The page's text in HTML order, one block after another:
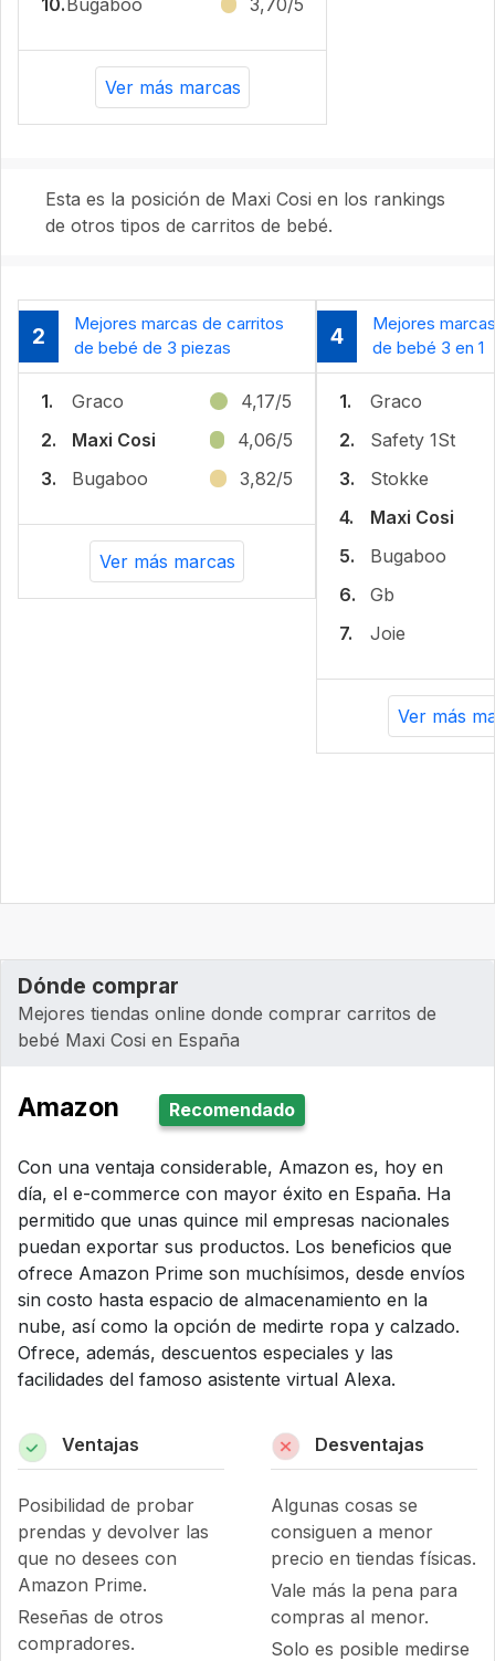
Ver más marcas
Esta es la posición de Maxi Cosi en los rankings
de otros tipos de carritos de bebé.
2
Mejores marcas de carritos
de bebé de 3 piezas
1. Graco
4,17/5
2.
Maxi Cosi
4,06/5
3.
Bugaboo 3,82/5
Ver más marcas
4
Mejores
de bebé 3 en 1
1.
Graco
2.
Safety 1St
3.
Stokke
4.
Maxi Cosi
5.
Bugaboo
6.
Gb
7.
Joie
Ver más
Dónde comprar
Mejores tiendas online donde comprar carritos de
bebé Maxi Cosi en España
Amazon Recomendado
Con una ventaja considerable, Amazon es, hoy en
día, el e-commerce con mayor éxito en España. Ha
permitido que unas quince mil empresas nacionales
puedan exportar sus productos. Los beneficios que
ofrece Amazon Prime son muchísimos, desde envíos
sin costo hasta espacio de almacenamiento en la
nube, así como la opción de medirte ropa y calzado.
Ofrece, además, descuentos especiales y las
facilidades del famoso asistente virtual Alexa.
Ventajas
Posibilidad de probar
prendas y devolver las
que no desees con
Amazon Prime.
Reseñas de otros
compradores.
Desventajas
Algunas cosas se
consiguen a menor
precio en tiendas físicas.
Vale más la pena para
compras al menor.
Solo es posible medirse